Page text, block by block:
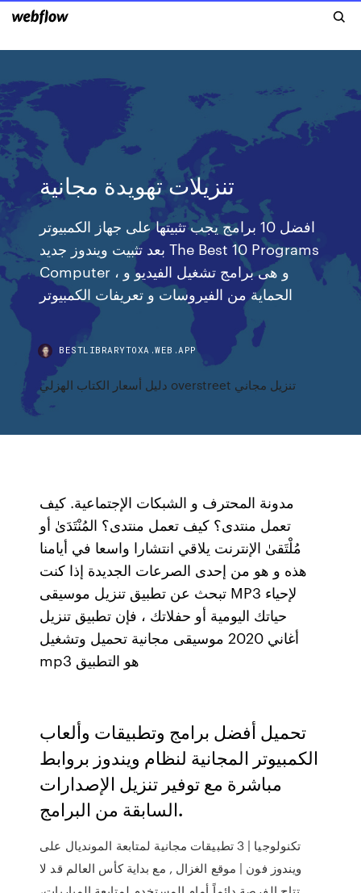
تنزيلات تهويدة مجانية
افضل 10 برامج يجب تثبيتها على جهاز الكمبيوتر
بعد تثبيت ويندوز جديد The Best 10 Programs
Computer ، و هى برامج تشغيل الفيديو و
الحماية من الفيروسات و تعريفات الكمبيوتر
BESTLIBRARYTOXA.WEB.APP
دليل أسعار الكتاب الهزلي overstreet تنزيل مجاني
مدونة المحترف و الشبكات الإجتماعية. كيف
تعمل منتدى؟ كيف تعمل منتدى؟ المُنْتَدَىٰ أو
مُلْتَقىٰ الإنترنت يلاقي انتشارا واسعا في أيامنا
هذه و هو من إحدى الصرعات الجديدة إذا كنت
تبحث عن تطبيق تنزيل موسيقى MP3 لإحياء
حياتك اليومية أو حفلاتك ، فإن تطبيق تنزيل
أغاني 2020 موسيقى مجانية تحميل وتشغيل
تحميل أفضل برامج وتطبيقات وألعاب
الكمبيوتر المجانية لنظام ويندوز بروابط
مباشرة مع توفير تنزيل الإصدارات
السابقة من البرامج.
تكنولوجيا | 3 تطبيقات مجانية لمتابعة المونديال على
ويندوز فون | موقع الغزال , مع بداية كأس العالم قد لا